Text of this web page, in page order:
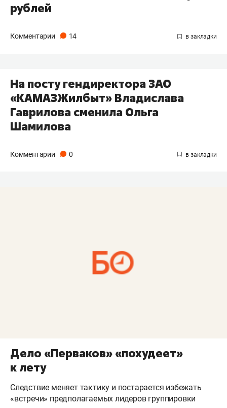
рублей
Комментарии 14
На посту гендиректора ЗАО
«КАМАЗЖилбыт» Владислава
Гаврилова сменила Ольга
Шамилова
Комментарии 0
Дело «Перваков» «похудеет»
к лету
Следствие меняет тактику и постарается избежать
«встречи» предполагаемых лидеров группировки